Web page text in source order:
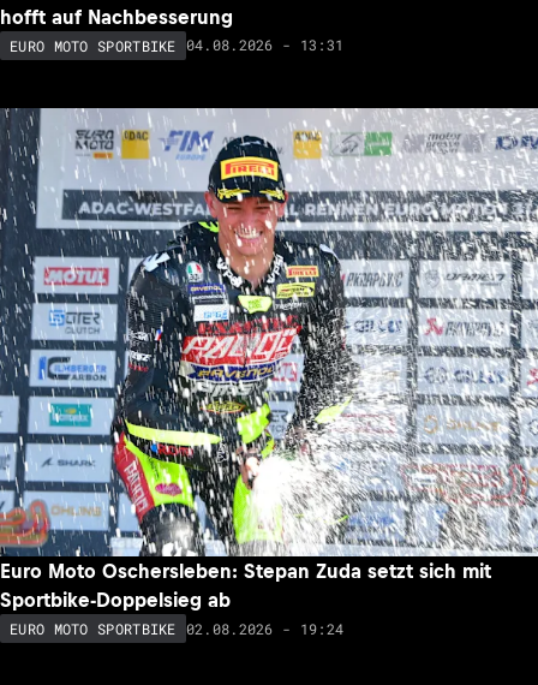
hofft auf Nachbesserung
EURO MOTO SPORTBIKE 04.08.2026 - 13:31
Euro Moto Oschersleben: Stepan Zuda setzt sich mit
Sportbike-Doppelsieg ab
EURO MOTO SPORTBIKE 02.08.2026 - 19:24